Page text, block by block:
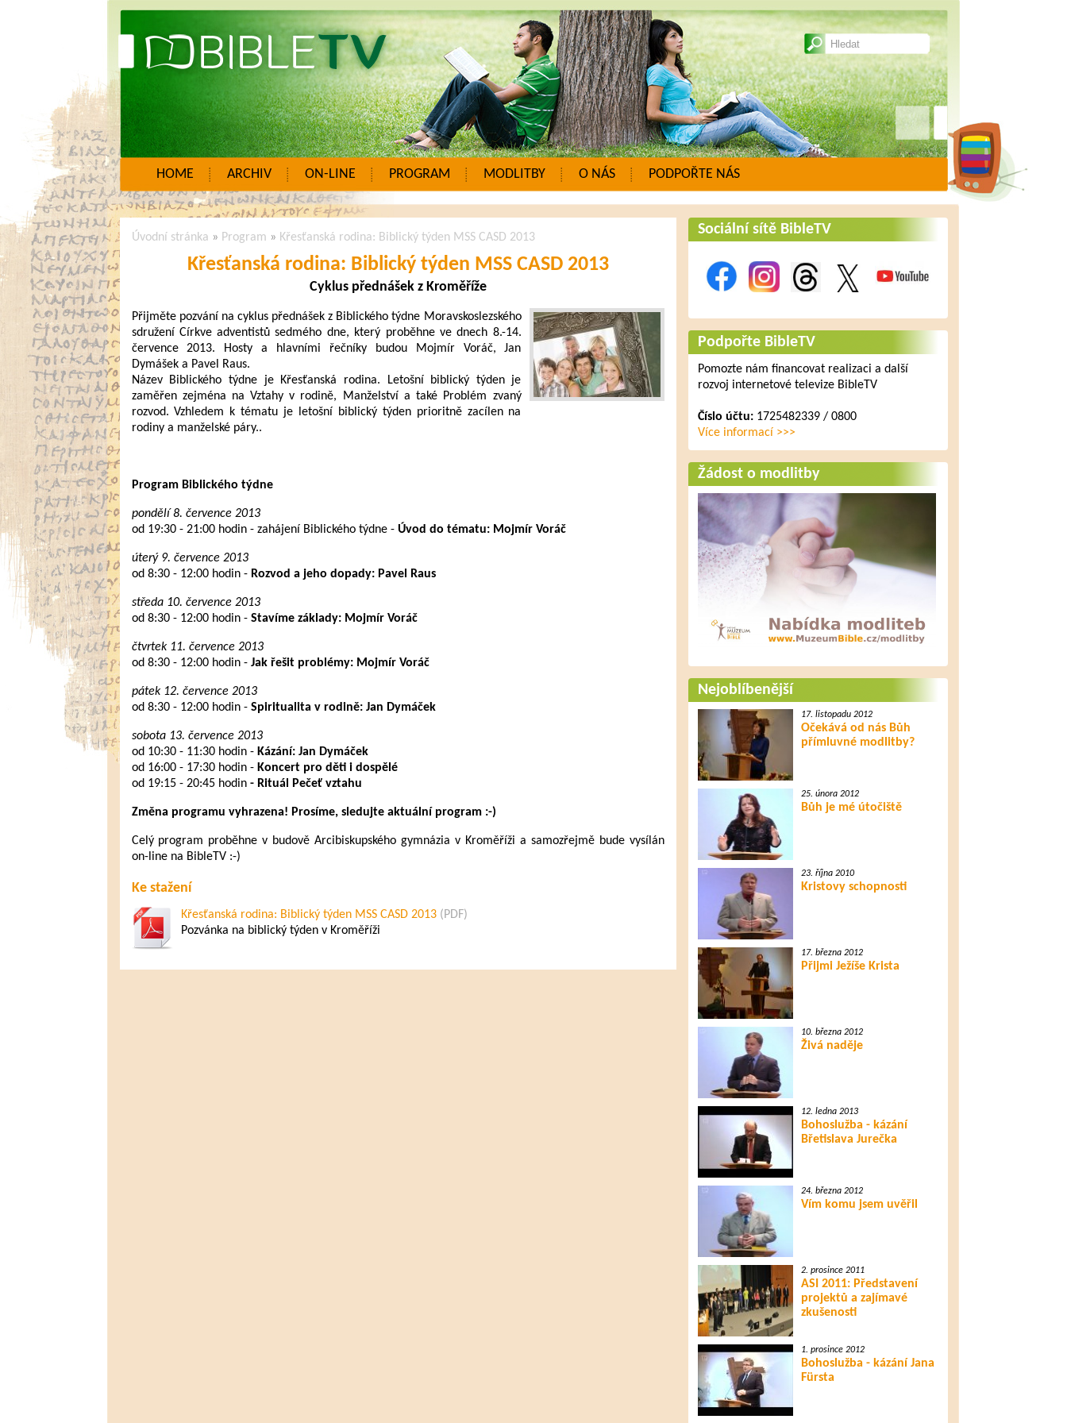
HOME ARCHIV ON-LINE PROGRAM MODLITBY O NÁS PODPOŘTE NÁS
Úvodní stránka » Program » Křesťanská rodina: Biblický týden MSS CASD 2013
Křesťanská rodina: Biblický týden MSS CASD 2013
Cyklus přednášek z Kroměříže
Přijměte pozvání na cyklus přednášek z Biblického týdne Moravskoslezského
sdružení Církve adventistů sedmého dne, který proběhne ve dnech 8.-14.
července 2013. Hosty a hlavními řečníky budou Mojmír Voráč, Jan
Dymášek a Pavel Raus.
Název Biblického týdne je Křesťanská rodina. Letošní biblický týden je
zaměřen zejména na Vztahy v rodině, Manželství a také Problém zvaný
rozvod. Vzhledem k tématu je letošní biblický týden prioritně zacílen na
rodiny a manželské páry..
Program Biblického týdne
pondělí 8. července 2013
od 19:30 - 21:00 hodin - zahájení Biblického týdne - Úvod do tématu: Mojmír Voráč
úterý 9. července 2013
od 8:30 - 12:00 hodin - Rozvod a jeho dopady: Pavel Raus
středa 10. července 2013
od 8:30 - 12:00 hodin - Stavíme základy: Mojmír Voráč
čtvrtek 11. července 2013
od 8:30 - 12:00 hodin - Jak řešit problémy: Mojmír Voráč
pátek 12. července 2013
od 8:30 - 12:00 hodin - Spiritualita v rodině: Jan Dymáček
sobota 13. července 2013
od 10:30 - 11:30 hodin - Kázání: Jan Dymáček
od 16:00 - 17:30 hodin - Koncertpro děti i dospělé
od 19:15 - 20:45 hodin- Rituál Pečeť vztahu
Změna programu vyhrazena! Prosíme, sledujte aktuální program :-)
Celý program proběhne v budově Arcibiskupského gymnázia v Kroměříži a samozřejmě bude vysílán
on-line na BibleTV :-)
Ke stažení
Křesťanská rodina: Biblický týden MSS CASD 2013(PDF)
Pozvánka na biblický týden v Kroměříži
Sociální sítě BibleTV
Podpořte BibleTV
Pomozte nám financovat realizaci a další
rozvoj internetové televize BibleTV
Číslo účtu:1725482339 / 0800
Více informací >>>
Žádost o modlitby
Nejoblíbenější
17. listopadu 2012
Očekává od nás Bůh
přímluvné modlitby?
25. února 2012
Bůh je mé útočiště
23. října 2010
Kristovy schopnosti
17. března 2012
Přijmi Ježíše Krista
10. března 2012
Živá naděje
12. ledna 2013
Bohoslužba - kázání
Břetislava Jurečka
24. března 2012
Vím komu jsem uvěřil
2. prosince 2011
ASI 2011: Představení
projektů a zajímavé
zkušenosti
1. prosince 2012
Bohoslužba - kázání Jana
Fürsta